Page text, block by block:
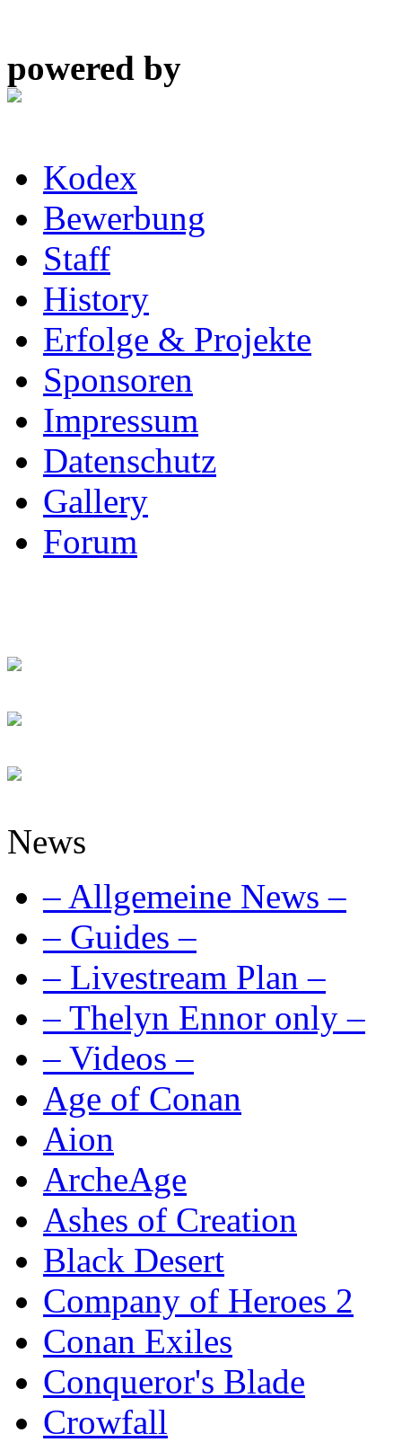
powered by
Kodex
Bewerbung
Staff
History
Erfolge & Projekte
Sponsoren
Impressum
Datenschutz
Gallery
Forum
News
– Allgemeine News –
– Guides –
– Livestream Plan –
– Thelyn Ennor only –
– Videos –
Age of Conan
Aion
ArcheAge
Ashes of Creation
Black Desert
Company of Heroes 2
Conan Exiles
Conqueror's Blade
Crowfall